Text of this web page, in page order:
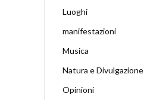
Luoghi
manifestazioni
Musica
Natura e Divulgazione
Opinioni